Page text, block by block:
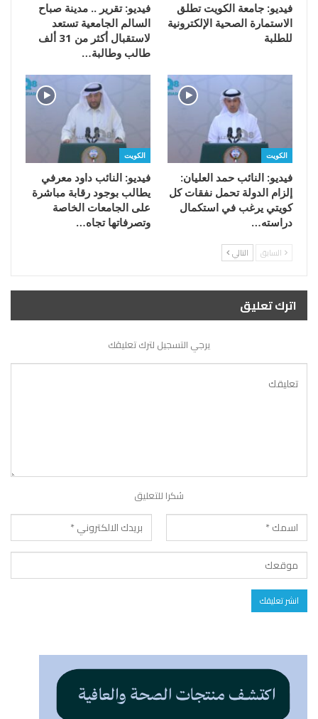
فيديو: جامعة الكويت تطلق
الاستمارة الصحية الإلكترونية
للطلبة
فيديو: تقرير .. مدينة صباح
السالم الجامعية تستعد
لاستقبال أكثر من 31 ألف
طالب وطالبة…
الكويت
فيديو: النائب حمد العليان:
إلزام الدولة تحمل نفقات كل
كويتي يرغب في استكمال
دراسته…
الكويت
فيديو: النائب داود معرفي
يطالب بوجود رقابة مباشرة
على الجامعات الخاصة
وتصرفاتها تجاه…
السابق التالي
اترك تعليق
يرجي التسجيل لترك تعليقك
شكرا للتعليق